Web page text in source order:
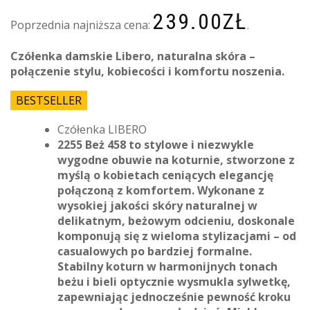
Poprzednia najniższa cena: 239.00ZŁ.
Czółenka damskie Libero, naturalna skóra –
połączenie stylu, kobiecości i komfortu noszenia.
BESTSELLER
Czółenka LIBERO
2255 Beż 458 to stylowe i niezwykle
wygodne obuwie na koturnie, stworzone z
myślą o kobietach ceniących elegancję
połączoną z komfortem. Wykonane z
wysokiej jakości skóry naturalnej w
delikatnym, beżowym odcieniu, doskonale
komponują się z wieloma stylizacjami – od
casualowych po bardziej formalne.
Stabilny koturn w harmonijnych tonach
beżu i bieli optycznie wysmukla sylwetkę,
zapewniając jednocześnie pewność kroku